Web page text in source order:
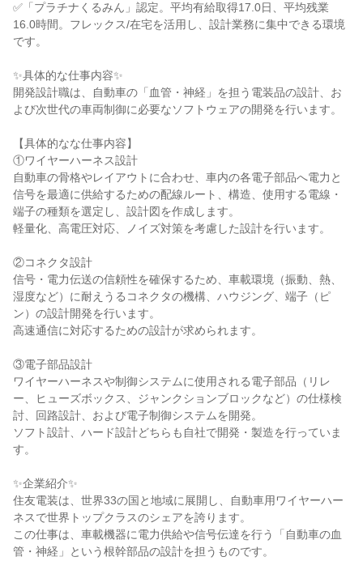
✅「プラチナくるみん」認定。平均有給取得17.0日、平均残業
16.0時間。フレックス/在宅を活用し、設計業務に集中できる環境
です。
✨具体的な仕事内容✨
開発設計職は、自動車の「血管・神経」を担う電装品の設計、お
よび次世代の車両制御に必要なソフトウェアの開発を行います。
【具体的なな仕事内容】
①ワイヤーハーネス設計
自動車の骨格やレイアウトに合わせ、車内の各電子部品へ電力と
信号を最適に供給するための配線ルート、構造、使用する電線・
端子の種類を選定し、設計図を作成します。
軽量化、高電圧対応、ノイズ対策を考慮した設計を行います。
②コネクタ設計
信号・電力伝送の信頼性を確保するため、車載環境（振動、熱、
湿度など）に耐えうるコネクタの機構、ハウジング、端子（ピ
ン）の設計開発を行います。
高速通信に対応するための設計が求められます。
③電子部品設計
ワイヤーハーネスや制御システムに使用される電子部品（リレ
ー、ヒューズボックス、ジャンクションブロックなど）の仕様検
討、回路設計、および電子制御システムを開発。
ソフト設計、ハード設計どちらも自社で開発・製造を行っていま
す。
✨企業紹介✨
住友電装は、世界33の国と地域に展開し、自動車用ワイヤーハー
ネスで世界トップクラスのシェアを誇ります。
この仕事は、車載機器に電力供給や信号伝達を行う「自動車の血
管・神経」という根幹部品の設計を担うものです。